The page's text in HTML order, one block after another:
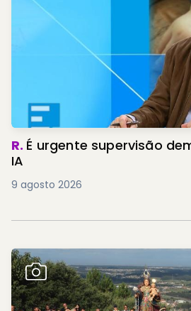
R. É urgente supervisão
IA
9 agosto 2026